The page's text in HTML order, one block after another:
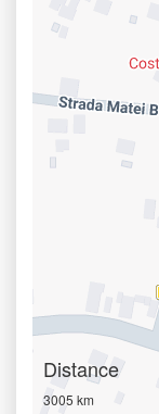
Distance
3005 km